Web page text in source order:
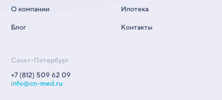
О компании
Блог
Ипотека
Контакты
Санкт-Петербург
+7 (812) 509 62 09
info@cn-med.ru